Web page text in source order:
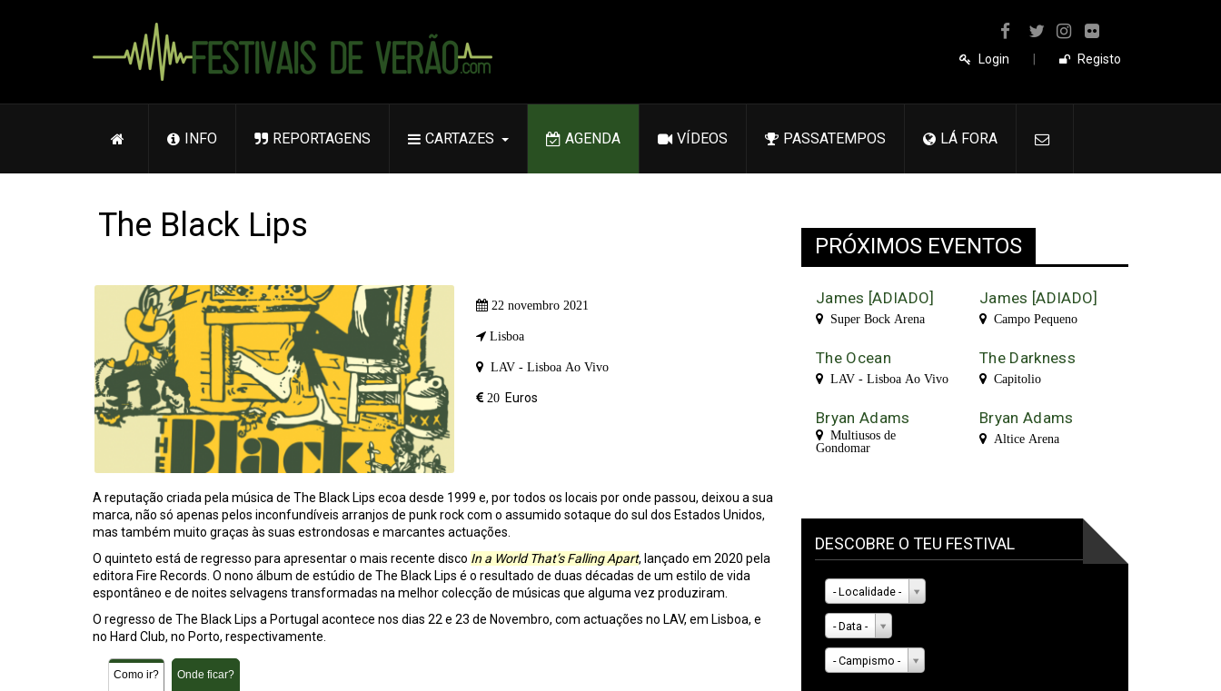
Login Registo
INFO REPORTAGENS CARTAZES AGENDA VÍDEOS PASSATEMPOS LÁ FORA
The Black Lips
22 novembro 2021
Lisboa
LAV - Lisboa Ao Vivo
20Euros
A reputação criada pela música de The Black Lips ecoa desde 1999 e, por todos os locais por onde passou, deixou a sua
marca, não só apenas pelos inconfundíveis arranjos de punk rock com o assumido sotaque do sul dos Estados Unidos,
mas também muito graças às suas estrondosas e marcantes actuações.
O quinteto está de regresso para apresentar o mais recente disco In a World That’s Falling Apart, lançado em 2020 pela
editora Fire Records. O nono álbum de estúdio de The Black Lips é o resultado de duas décadas de um estilo de vida
espontâneo e de noites selvagens transformadas na melhor colecção de músicas que alguma vez produziram.
O regresso de The Black Lips a Portugal acontece nos dias 22 e 23 de Novembro, com actuações no LAV, em Lisboa, e
no Hard Club, no Porto, respectivamente.
Como ir? Onde ficar?
PRÓXIMOS EVENTOS
James [ADIADO]
Super Bock Arena
James [ADIADO]
Campo Pequeno
The Ocean
LAV - Lisboa Ao Vivo
The Darkness
Capitolio
Bryan Adams
Multiusos de
Gondomar
Bryan Adams
Altice Arena
DESCOBRE O TEU FESTIVAL
- Localidade -
- Data -
- Campismo -